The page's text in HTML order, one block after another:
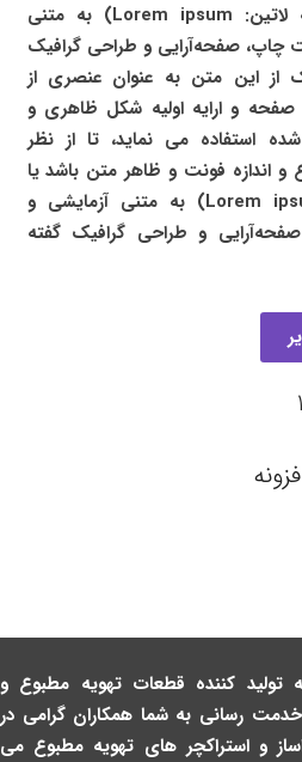
یا لورم ایپسوم(به لاتین: Lorem ipsum) به متنی
چاپ، صفحه‌آرایی و طراحی گرافیک
از این متن به عنوان عنصری از
و ارایه اولیه شکل ظاهری و
استفاده می نماید، تا از نظر
و اندازه فونت و ظاهر متن باشد یا
لورم ایپسوم(به لاتین: Lorem ipsum) به متنی آزمایشی و
و طراحی گرافیک گفته
تولید کننده قطعات تهویه مطبوع و
خدمت رسانی به شما همکاران گرامی در
و استراکچر های تهویه مطبوع می